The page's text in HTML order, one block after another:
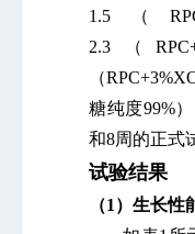
1.5（
2.3（
（
糖纯度99%
和8周的正式
试验结果
（1）生长性